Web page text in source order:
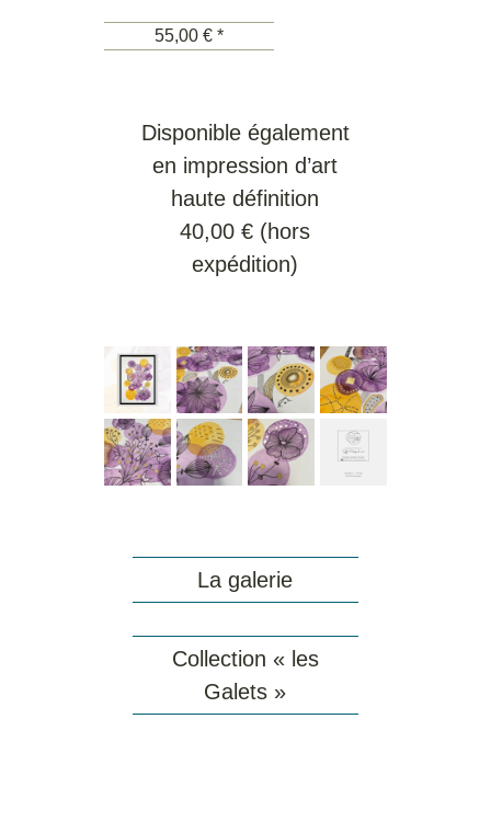
55,00 € *
Disponible également
en impression d’art
haute définition
40,00 € (hors
expédition)
La galerie
Collection « les
Galets »